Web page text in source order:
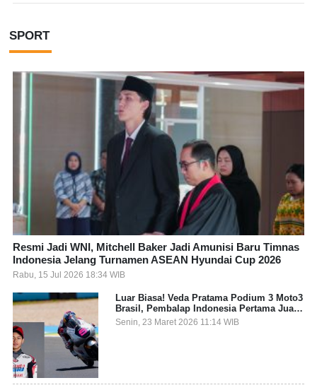
SPORT
Resmi Jadi WNI, Mitchell Baker Jadi Amunisi Baru Timnas
Indonesia Jelang Turnamen ASEAN Hyundai Cup 2026
Rabu, 15 Jul 2026 18:34 WIB
Luar Biasa! Veda Pratama Podium 3 Moto3
Brasil, Pembalap Indonesia Pertama Juara
Grand Prix
Senin, 23 Maret 2026 11:14 WIB